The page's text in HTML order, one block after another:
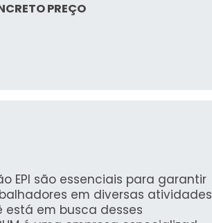
PREÇO
EPI são essenciais para garantir
em diversas atividades
está em busca desses